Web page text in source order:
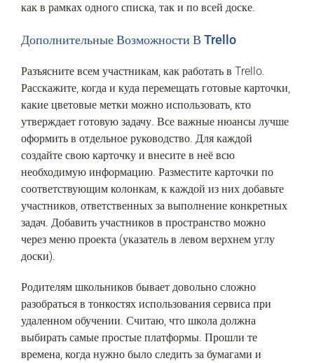
как в рамках одного списка, так и по всей доске.
Дополнительные Возможности В Trello
Разъясните всем участникам, как работать в Trello.
Расскажите, когда и куда перемещать готовые карточки,
какие цветовые метки можно использовать, кто
утверждает готовую задачу. Все важные нюансы лучше
оформить в отдельное руководство. Для каждой
создайте свою карточку и внесите в неё всю
необходимую информацию. Разместите карточки по
соответствующим колонкам, к каждой из них добавьте
участников, ответственных за выполнение конкретных
задач. Добавить участников в пространство можно
через меню проекта (указатель в левом верхнем углу
доски).
Родителям школьников бывает довольно сложно
разобраться в тонкостях использования сервиса при
удаленном обучении. Считаю, что школа должна
выбирать самые простые платформы. Прошли те
времена, когда нужно было следить за бумагами и